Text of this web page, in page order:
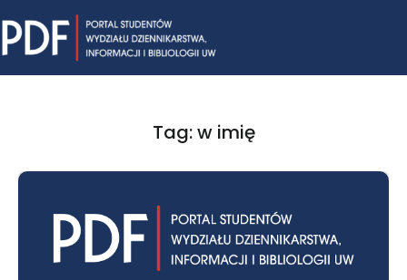
to
content
Tag: w imię